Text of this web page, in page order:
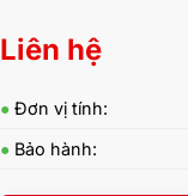
Liên hệ
●Đơn vị tính:
● Bảo hành: